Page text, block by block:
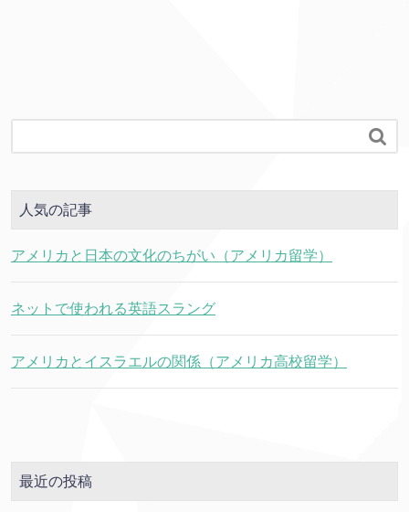

人気の記事
アメリカと日本の文化のちがい（アメリカ留学）
ネットで使われる英語スラング
アメリカとイスラエルの関係（アメリカ高校留学）
最近の投稿